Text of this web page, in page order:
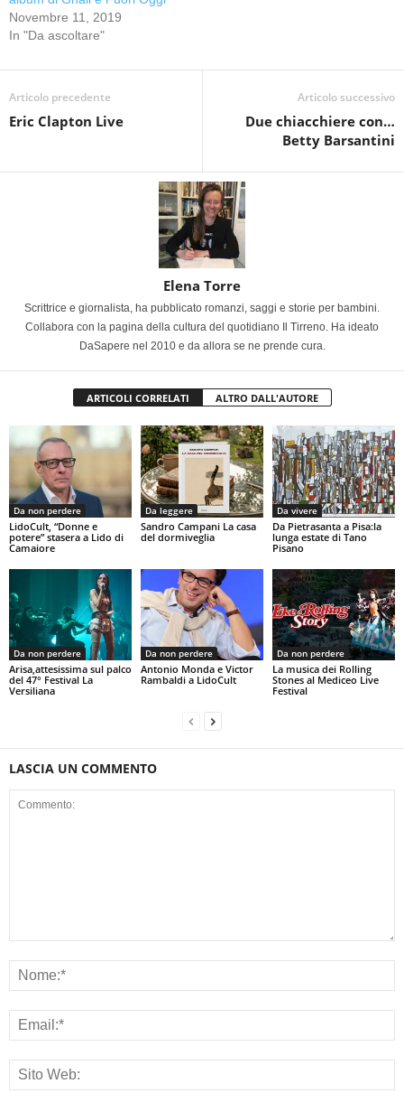
Novembre 11, 2019
In "Da ascoltare"
Articolo precedente
Eric Clapton Live
Articolo successivo
Due chiacchiere con…
Betty Barsantini
Elena Torre
Scrittrice e giornalista, ha pubblicato romanzi, saggi e storie per bambini.
Collabora con la pagina della cultura del quotidiano Il Tirreno. Ha ideato
DaSapere nel 2010 e da allora se ne prende cura.
ARTICOLI CORRELATI ALTRO DALL'AUTORE
Da non perdere
LidoCult, “Donne e
potere” stasera a Lido di
Camaiore
Da leggere
Sandro Campani La casa
del dormiveglia
Da vivere
Da Pietrasanta a Pisa:la
lunga estate di Tano
Pisano
Da non perdere
Arisa,attesissima sul palco
del 47° Festival La
Versiliana
Da non perdere
Antonio Monda e Victor
Rambaldi a LidoCult
Da non perdere
La musica dei Rolling
Stones al Mediceo Live
Festival
LASCIA UN COMMENTO